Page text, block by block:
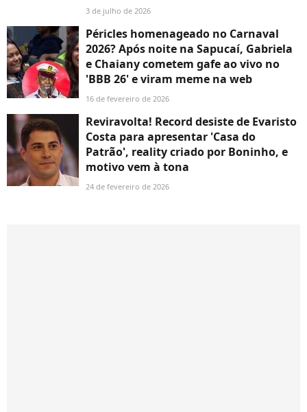
3 de julho de 2026
Péricles homenageado no Carnaval
2026? Após noite na Sapucaí, Gabriela
e Chaiany cometem gafe ao vivo no
'BBB 26' e viram meme na web
16 de fevereiro de 2026
Reviravolta! Record desiste de Evaristo
Costa para apresentar 'Casa do
Patrão', reality criado por Boninho, e
motivo vem à tona
24 de fevereiro de 2026